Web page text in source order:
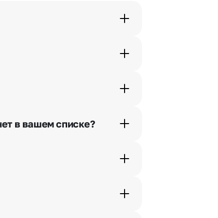
в вашем списке?